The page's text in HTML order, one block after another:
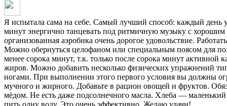
Я испытала сама на себе. Самый лучший способ: каждый день
минут энергично танцевать под ритмичную музыку с
организованная аэробика очень дорогое удовольствие.
Можно обернуться целофаном или специальным поясом для
менее сорока минут, т.к. только после сорока минут активной
жиров. Можно добавить несколько физических упражнений
ногами. При выполнении этого первого условия вы должны
мучного и жирного. Добавьте в рацион овощей и фруктов.
мёдом. Не есть даже подсолнечного масла. Хлеба —